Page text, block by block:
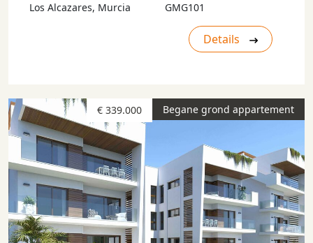
Los Alcazares, Murcia GMG101
Details
Begane grond appartement
€ 339.000